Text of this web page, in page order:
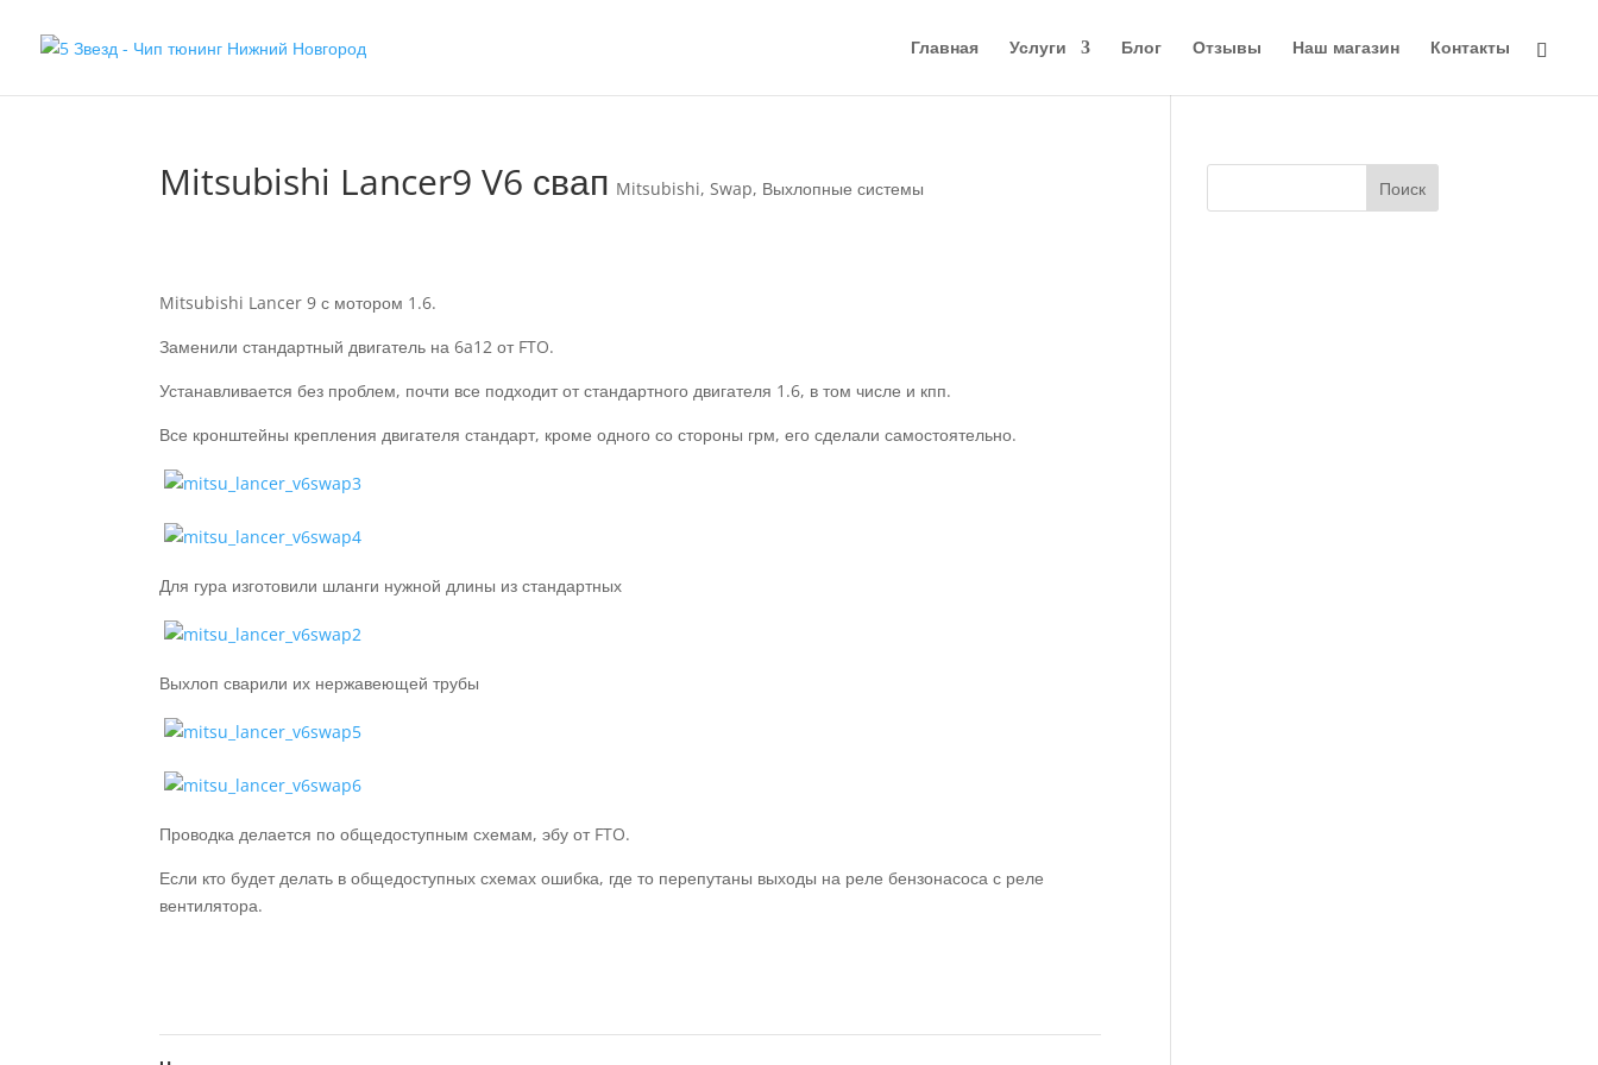
Главная Услуги Блог Отзывы Наш магазин Контакты
Mitsubishi Lancer9 V6 свап Mitsubishi,Swap, Выхлопные системы
Mitsubishi Lancer 9 с мотором 1.6.
Заменили стандартный двигатель на 6a12 от FTO.
Устанавливается без проблем, почти все подходит от стандартного двигателя 1.6, в том числе и кпп.
Все кронштейны крепления двигателя стандарт, кроме одного со стороны грм, его сделали самостоятельно.
Для гура изготовили шланги нужной длины из стандартных
Выхлоп сварили их нержавеющей трубы
Проводка делается по общедоступным схемам, эбу от FTO.
Если кто будет делать в общедоступных схемах ошибка, где то перепутаны выходы на реле бензонасоса с реле
вентилятора.